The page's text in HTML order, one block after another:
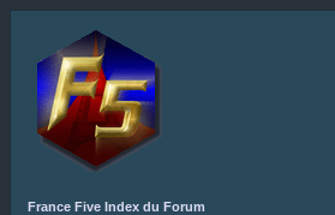
France Five Index du Forum